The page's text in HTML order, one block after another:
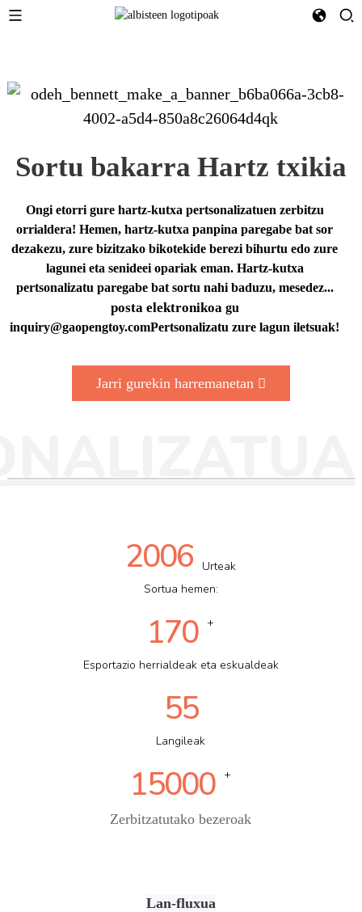
Sortu bakarra Hartz txikia
Ongi etorri gure hartz-kutxa pertsonalizatuen zerbitzu
orrialdera! Hemen, hartz-kutxa panpina paregabe bat sor
dezakezu, zure bizitzako bikotekide berezi bihurtu edo zure
lagunei eta senideei opariak eman. Hartz-kutxa
pertsonalizatu paregabe bat sortu nahi baduzu, mesedez...
posta elektronikoa gu
inquiry@gaopengtoy.comPertsonalizatu zure lagun iletsuak!
Jarri gurekin harremanetan
2006
Urteak
Sortua hemen:
170 +
Esportazio herrialdeak eta eskualdeak
55
Langileak
15000 +
Zerbitzatutako bezeroak
Lan-fluxua